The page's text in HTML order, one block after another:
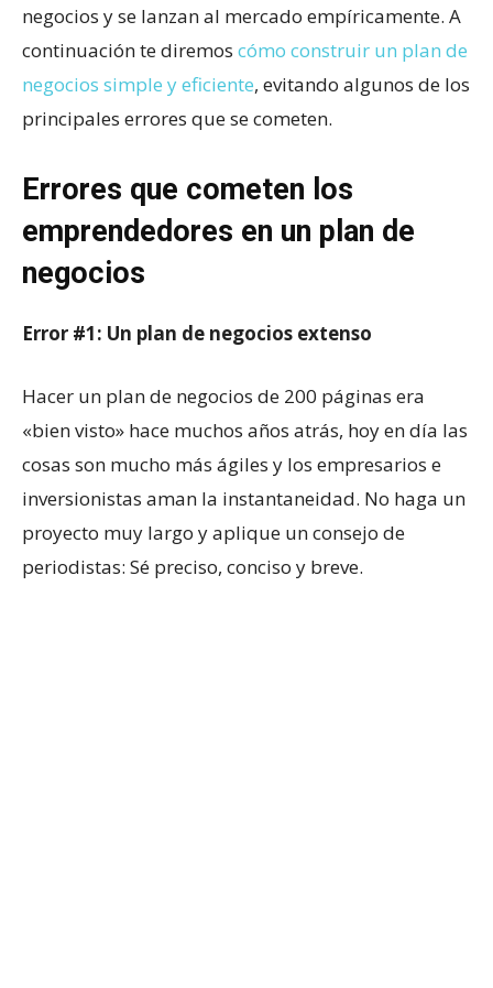
negocios y se lanzan al mercado empíricamente. A
continuación te diremos cómo construir un plan de
negocios simple y eficiente, evitando algunos de los
principales errores que se cometen.
Errores que cometen los
emprendedores en un plan de
negocios
Error #1: Un plan de negocios extenso
Hacer un plan de negocios de 200 páginas era
«bien visto» hace muchos años atrás, hoy en día las
cosas son mucho más ágiles y los empresarios e
inversionistas aman la instantaneidad. No haga un
proyecto muy largo y aplique un consejo de
periodistas: Sé preciso, conciso y breve.